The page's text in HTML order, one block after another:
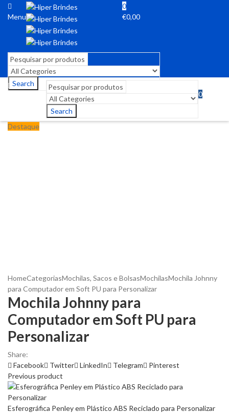
Menu
0
€0,00
Search
Search
0
Destaque
HomeCategoriasMochilas, Sacos e BolsasMochilasMochila Johnny
para Computador em Soft PU para Personalizar
Mochila Johnny para
Computador em Soft PU para
Personalizar
Share:
Facebook
Twitter LinkedIn Telegram
Pinterest
Previous product
Esferográfica Penley em Plástico ABS Reciclado para Personalizar